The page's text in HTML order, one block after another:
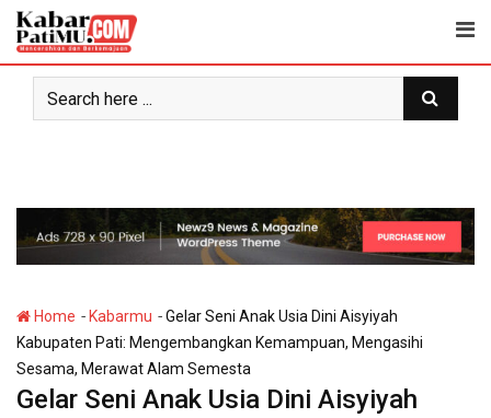
Skip
content
Home - Kabarmu -Gelar Seni Anak Usia Dini Aisyiyah
Kabupaten Pati: Mengembangkan Kemampuan, Mengasihi
Sesama, Merawat Alam Semesta
Gelar Seni Anak Usia Dini Aisyiyah